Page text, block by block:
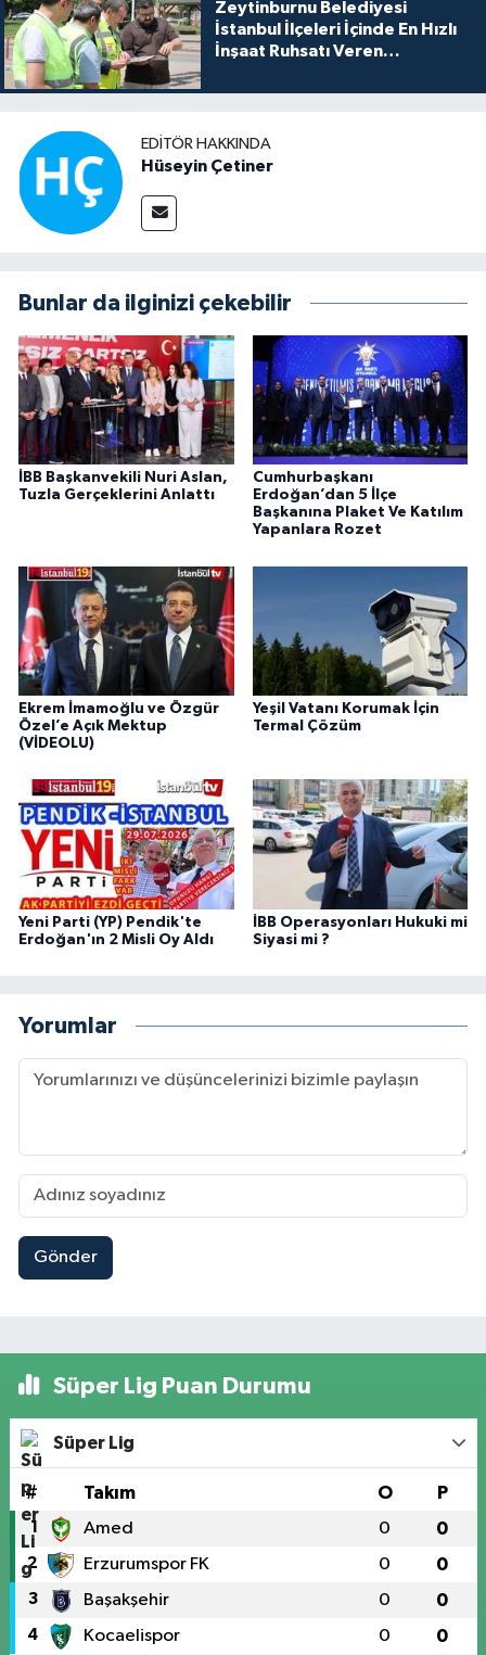
Zeytinburnu Belediyesi
İstanbul İlçeleri İçinde En Hızlı
İnşaat Ruhsatı Veren
EDITÖR HAKKINDA
Hüseyin Çetiner
Bunlar da ilginizi çekebilir
İBB Başkanvekili Nuri Aslan,
Tuzla Gerçeklerini Anlattı
Cumhurbaşkanı
Erdoğan’dan 5 İlçe
Başkanına Plaket Ve Katılım
Yapanlara Rozet
Ekrem İmamoğlu ve Özgür
Özel’e Açık Mektup
(VİDEOLU)
Yeşil Vatanı Korumak İçin
Termal Çözüm
Yeni Parti (YP) Pendik'te
Erdoğan'ın 2 Misli Oy Aldı
İBB Operasyonları Hukuki mi
Siyasi mi ?
Yorumlar
Gönder
Süper Lig Puan Durumu
Süper Lig
# Takım O P
1 Amed 0 0
2 Erzurumspor FK 0 0
3 Başakşehir 0 0
4 Kocaelispor 0 0